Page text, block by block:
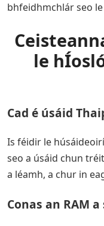
bhfeidhmchlár seo
le
Cad é úsáid
Is féidir le
seo a úsáid chun
a léamh, a chur in
Conas an RAM